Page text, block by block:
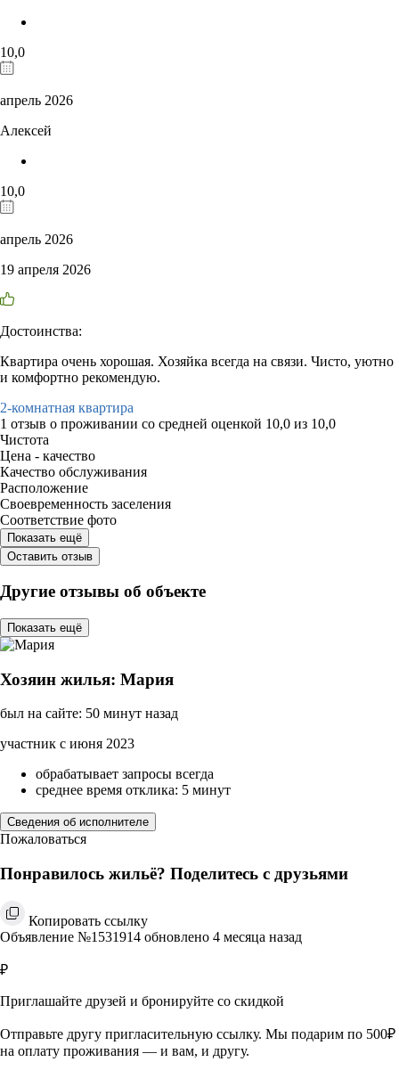
10,0
апрель 2026
Алексей
10,0
апрель 2026
19 апреля 2026
Достоинства:
Квартира очень хорошая. Хозяйка всегда на связи. Чисто, уютно
и комфортно рекомендую.
2-комнатная квартира
1 отзыв о проживании со средней оценкой 10,0 из 10,0
Чистота
Цена - качество
Качество обслуживания
Расположение
Своевременность заселения
Соответствие фото
Показать ещё
Оставить отзыв
Другие отзывы об объекте
Показать ещё
Хозяин жилья: Мария
был на сайте: 50 минут назад
участник с июня 2023
обрабатывает запросы всегда
среднее время отклика: 5 минут
Сведения об исполнителе
Пожаловаться
Понравилось жильё? Поделитесь с друзьями
Копировать ссылку
Объявление №1531914 обновлено 4 месяца назад
₽
Приглашайте друзей и бронируйте со скидкой
Отправьте другу пригласительную ссылку. Мы подарим по 500₽
на оплату проживания — и вам, и другу.